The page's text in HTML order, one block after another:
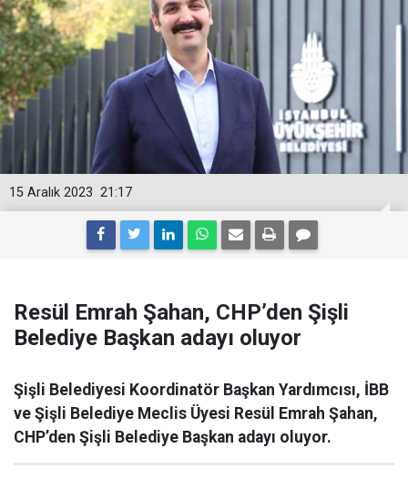
21:17
15 Aralık 2023
Resül Emrah Şahan, CHP’den Şişli
Belediye Başkan adayı oluyor
Şişli Belediyesi Koordinatör Başkan Yardımcısı, İBB
ve Şişli Belediye Meclis Üyesi Resül Emrah Şahan,
CHP’den Şişli Belediye Başkan adayı oluyor.